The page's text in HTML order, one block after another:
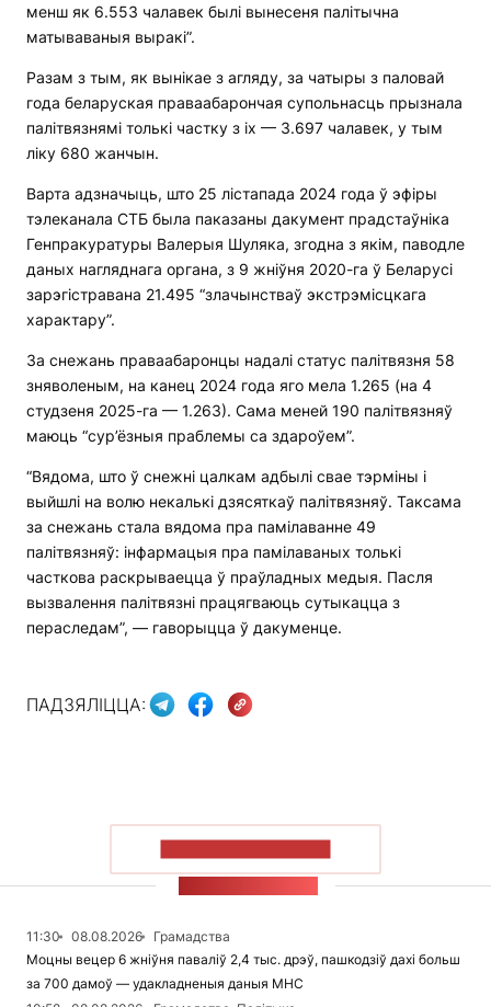
менш як 6.553 чалавек былі вынесеня палітычна
матываваныя выракі”.
Разам з тым, як вынікае з агляду, за чатыры з паловай
года беларуская праваабарончая супольнасць прызнала
палітвязнямі толькі частку з іх — 3.697 чалавек, у тым
ліку 680 жанчын.
Варта адзначыць, што 25 лістапада 2024 года ў эфіры
тэлеканала СТБ была паказаны дакумент прадстаўніка
Генпракуратуры Валерыя Шуляка, згодна з якім, паводле
даных нагляднага органа, з 9 жніўня 2020-га ў Беларусі
зарэгістравана 21.495 “злачынстваў экстрэмісцкага
характару”.
За снежань праваабаронцы надалі статус палітвязня 58
зняволеным, на канец 2024 года яго мела 1.265 (на 4
студзеня 2025-га — 1.263). Сама меней 190 палітвязняў
маюць “сур’ёзныя праблемы са здароўем”.
“Вядома, што ў снежні цалкам адбылі свае тэрміны і
выйшлі на волю некалькі дзясяткаў палітвязняў. Таксама
за снежань стала вядома пра памілаванне 49
палітвязняў: інфармацыя пра памілаваных толькі
часткова раскрываецца ў праўладных медыя. Пасля
вызвалення палітвязні працягваюць сутыкацца з
пераследам”, — гаворыцца ў дакуменце.
ПАДЗЯЛІЦЦА:
11:30 08.08.2026
Грамадства
Моцны вецер 6 жніўня паваліў 2,4 тыс. дрэў, пашкодзіў дахі больш
за 700 дамоў — удакладненыя даныя МНС